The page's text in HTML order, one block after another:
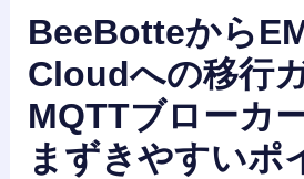
BeeBotteから
Cloudへの移行
MQTTブローカ
まずきやすいポ